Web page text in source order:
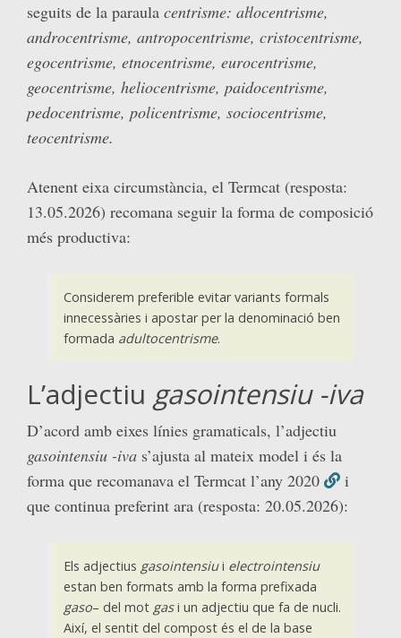
seguits de la paraula centrisme: aŀlocentrisme,
androcentrisme, antropocentrisme, cristocentrisme,
egocentrisme, etnocentrisme, eurocentrisme,
geocentrisme, heliocentrisme, paidocentrisme,
pedocentrisme, policentrisme, sociocentrisme,
teocentrisme.
Atenent eixa circumstància, el Termcat (resposta:
13.05.2026) recomana seguir la forma de composició
més productiva:
Considerem preferible evitar variants formals
innecessàries i apostar per la denominació ben
formada adultocentrisme.
L’adjectiu gasointensiu -iva
D’acord amb eixes línies gramaticals, l’adjectiu
gasointensiu -iva s’ajusta al mateix model i és la
forma que recomanava el Termcat l’any 2020
i
que continua preferint ara (resposta: 20.05.2026):
Els adjectius gasointensiui electrointensiu
estan ben formats amb la forma prefixada
gaso– del mot gasi un adjectiu que fa de nucli.
Així, el sentit del compost és el de la base